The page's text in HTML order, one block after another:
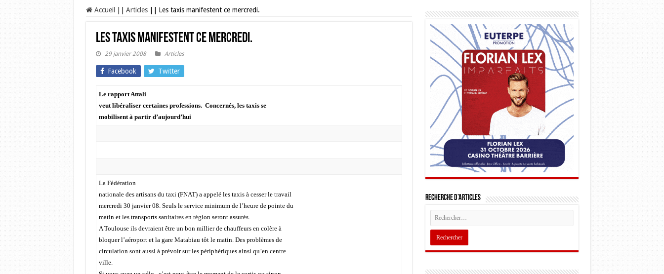
Accueil Articles Les taxis manifestent ce mercredi.
Les taxis manifestent ce mercredi.
29 janvier 2008 Articles
Facebook Twitter
Le rapport Attali
veut libéraliser certaines professions. Concernés, les taxis se
mobilisent à partir d’aujourd’hui
La Fédération
nationale des artisans du taxi (FNAT) a appelé les taxis à cesser le travail
mercredi 30 janvier 08. Seuls le service minimum de l’heure de pointe du
matin et les transports sanitaires en région seront assurés.
A Toulouse ils devraient être un bon millier de chauffeurs en colère à
bloquer l’aéroport et la gare Matabiau tôt le matin. Des problèmes de
circulation sont aussi à prévoir sur les périphériques ainsi qu’en centre
ville.
Recherche d’articles